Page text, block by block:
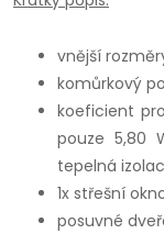
vnější
komůrkový
koeficient
pouze 5,80
tepelná
1x střešní
posuvné